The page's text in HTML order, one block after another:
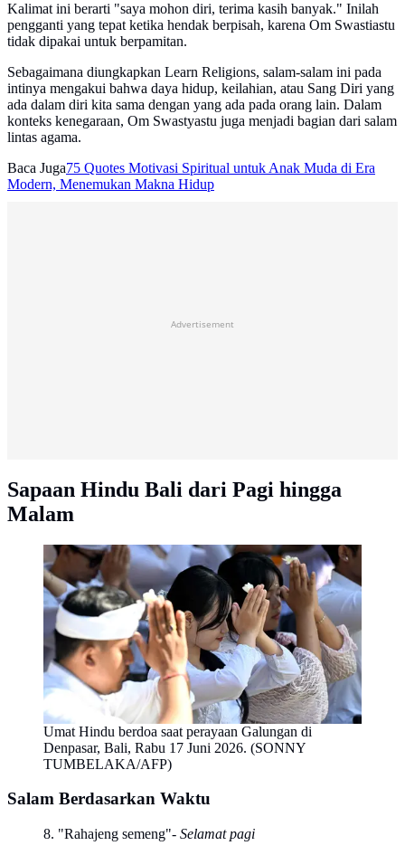
Kalimat ini berarti "saya mohon diri, terima kasih banyak." Inilah
pengganti yang tepat ketika hendak berpisah, karena Om Swastiastu
tidak dipakai untuk berpamitan.
Sebagaimana diungkapkan Learn Religions, salam-salam ini pada
intinya mengakui bahwa daya hidup, keilahian, atau Sang Diri yang
ada dalam diri kita sama dengan yang ada pada orang lain. Dalam
konteks kenegaraan, Om Swastyastu juga menjadi bagian dari salam
lintas agama.
Baca Juga75 Quotes Motivasi Spiritual untuk Anak Muda di Era
Modern, Menemukan Makna Hidup
Advertisement
Sapaan Hindu Bali dari Pagi hingga
Malam
Umat Hindu berdoa saat perayaan Galungan di
Denpasar, Bali, Rabu 17 Juni 2026. (SONNY
TUMBELAKA/AFP)
Salam Berdasarkan Waktu
8. "Rahajeng semeng"- Selamat pagi